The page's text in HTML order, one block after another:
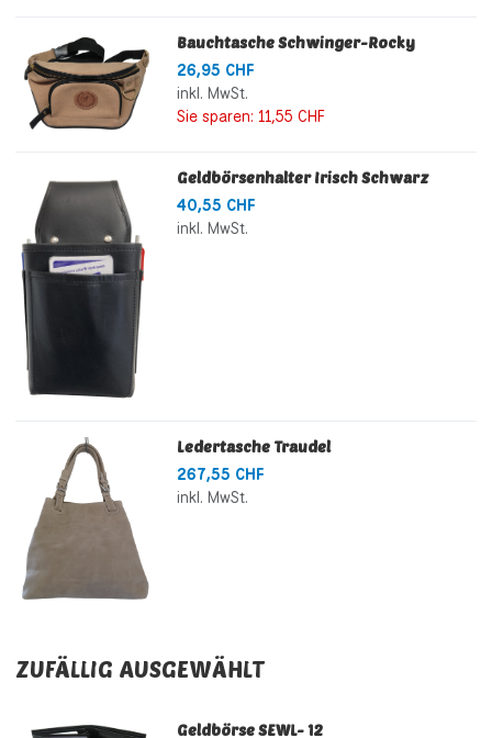
Bauchtasche Schwinger-Rocky
26,95 CHF
inkl. MwSt.
Sie sparen: 11,55 CHF
Geldbörsenhalter Irisch Schwarz
40,55 CHF
inkl. MwSt.
Ledertasche Traudel
267,55 CHF
inkl. MwSt.
ZUFÄLLIG AUSGEWÄHLT
Geldbörse SEWL- 12